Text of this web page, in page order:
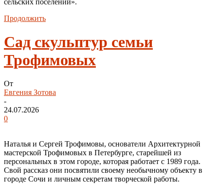
Продолжить
Сад скульптур семьи
Трофимовых
От
Евгения Зотова
-
24.07.2026
0
Наталья и Сергей Трофимовы, основатели Архитектурной
мастерской Трофимовых в Петербурге, старейшей из
персональных в этом городе, которая работает с 1989 года.
Свой рассказ они посвятили своему необычному объекту в
городе Сочи и личным секретам творческой работы.